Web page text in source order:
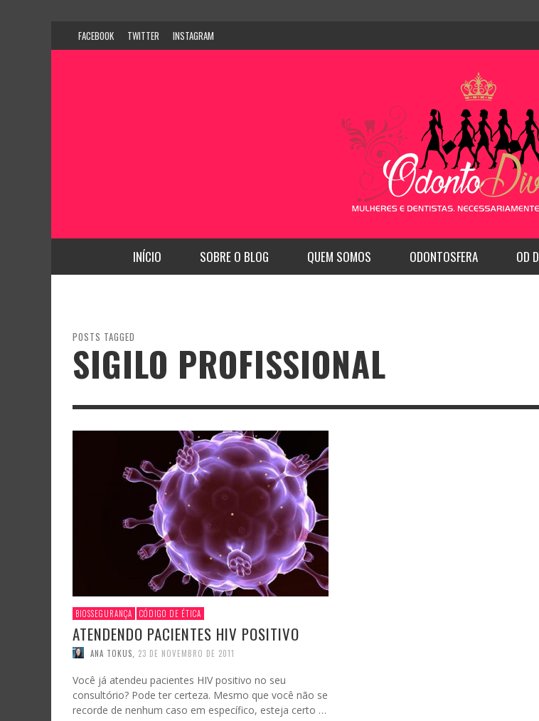
FACEBOOK TWITTER INSTAGRAM
INÍCIO SOBRE O BLOG QUEM SOMOS ODONTOSFERA OD
POSTS TAGGED
SIGILO PROFISSIONAL
BIOSSEGURANÇA CÓDIGO DE ÉTICA
ATENDENDO PACIENTES HIV POSITIVO
ANA TOKUS 23 DE NOVEMBRO DE 2011
Você já atendeu pacientes HIV positivo no seu
consultório? Pode ter certeza. Mesmo que você não se
recorde de nenhum caso em específico, esteja certo …